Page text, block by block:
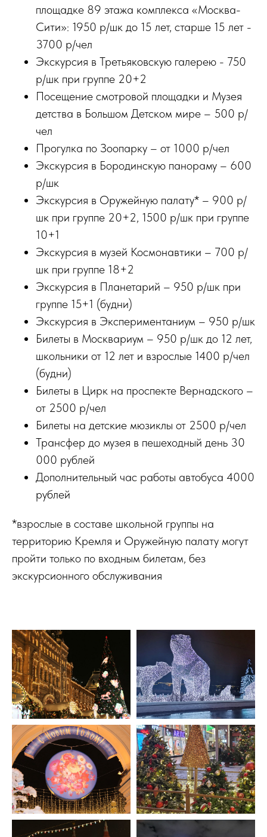
площадке 89 этажа комплекса «Москва-
Сити»: 1950 р/шк до 15 лет, старше 15 лет -
3700 р/чел
Экскурсия в Третьяковскую галерею - 750
р/шк при группе 20+2
Посещение смотровой площадки и Музея
детства в Большом Детском мире – 500 р/
чел
Прогулка по Зоопарку – от 1000 р/чел
Экскурсия в Бородинскую панораму – 600
р/шк
Экскурсия в Оружейную палату* – 900 р/
шк при группе 20+2, 1500 р/шк при группе
10+1
Экскурсия в музей Космонавтики – 700 р/
шк при группе 18+2
Экскурсия в Планетарий – 950 р/шк при
группе 15+1 (будни)
Экскурсия в Экспериментаниум – 950 р/шк
Билеты в Москвариум – 950 р/шк до 12 лет,
школьники от 12 лет и взрослые 1400 р/чел
(будни)
Билеты в Цирк на проспекте Вернадского –
от 2500 р/чел
Билеты на детские мюзиклы от 2500 р/чел
Трансфер до музея в пешеходный день 30
000 рублей
Дополнительный час работы автобуса 4000
рублей
*взрослые в составе школьной группы на
территорию Кремля и Оружейную палату могут
пройти только по входным билетам, без
экскурсионного обслуживания